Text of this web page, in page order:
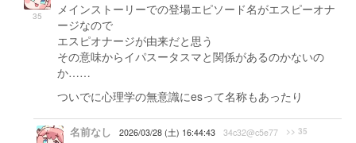
35
メインストーリーでの登場エピソード名がエスピーオナ
ージなので
エスピオナージが由来だと思う
その意味からイパスータスマと関係があるのかないの
か……
ついでに心理学の無意識にesって名称もあったり
名前なし 2026/03/28 (土) 16:44:43 34c32@c5e77 >> 35